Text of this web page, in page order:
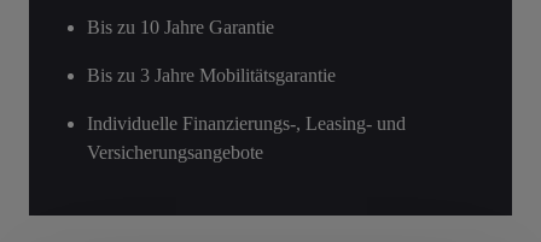
Bis zu 10 Jahre Garantie
Bis zu 3 Jahre Mobilitätsgarantie
Individuelle Finanzierungs-, Leasing- und
Versicherungsangebote